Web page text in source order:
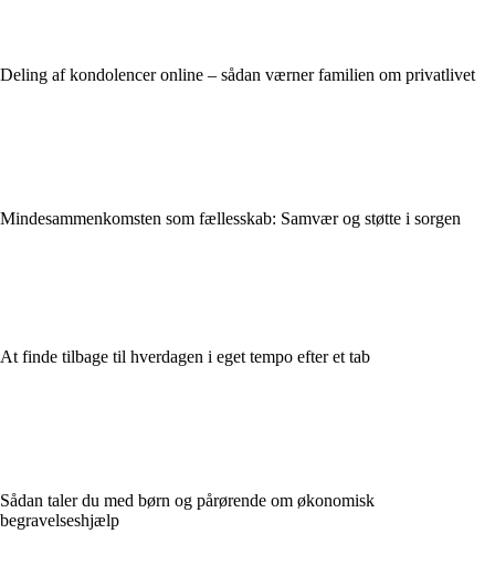
Deling af kondolencer online – sådan værner familien om privatlivet
Mindesammenkomsten som fællesskab: Samvær og støtte i sorgen
At finde tilbage til hverdagen i eget tempo efter et tab
Sådan taler du med børn og pårørende om økonomisk
begravelseshjælp